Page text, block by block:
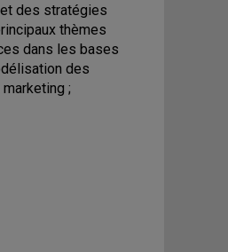
des stratégies
thèmes
dans les bases
des
;